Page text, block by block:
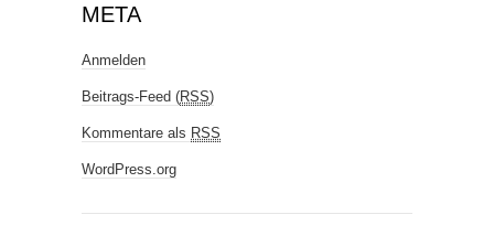
META
Anmelden
Beitrags-Feed (RSS)
Kommentare als RSS
WordPress.org